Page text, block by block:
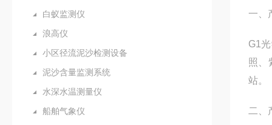
白蚁监测仪
浪高仪
小区径流泥沙检测设备
泥沙含量监测系统
水深水温测量仪
船舶气象仪
一、
G1
照、
站。
二、